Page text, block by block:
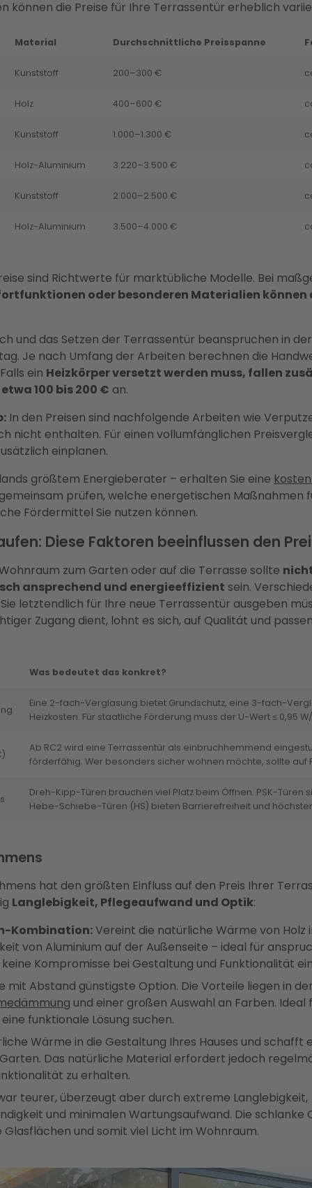
können die Preise für Ihre Terrassentür erheblich
Material Durchschnittliche Preisspanne
Kunststoff 200–300 €
Holz 400–600 €
Kunststoff 1.000–1.300 €
Holz-Aluminium 3.220–3.500 €
Kunststoff 2.000–2.500 €
Holz-Aluminium 3.500–4.000 €
sind Richtwerte für marktübliche Modelle. Bei
oder besonderen Materialien können
und das Setzen der Terrassentür beanspruchen in
Je nach Umfang der Arbeiten berechnen die
ein Heizkörper versetzt werden muss, fallen
100 bis 200 € an.
In den Preisen sind nachfolgende Arbeiten wie
nicht enthalten. Für einen vollumfänglichen
einplanen.
größtem Energieberater – erhalten Sie eine
prüfen, welche energetischen Maßnahmen
Fördermittel Sie nutzen können.
Diese Faktoren beeinflussen den
zum Garten oder auf die Terrasse sollte
ansprechend und energieeffizient sein.
letztendlich für Ihre neue Terrassentür ausgeben
Zugang dient, lohnt es sich, auf Qualität und
Was bedeutet das konkret?
Eine 2-fach-Verglasung bietet Grundschutz, eine 3-fach-
Heizkosten. Für staatliche Förderung muss der U-Wert ≤ 0,95
Ab RC2 wird eine Terrassentür als einbruchhemmend
förderfähig. Wer besonders sicher wohnen möchte, sollte auf
Dreh-Kipp-Türen brauchen viel Platz beim Öffnen. PSK-Türen
Hebe-Schiebe-Türen (HS) bieten Barrierefreiheit und
hat den größten Einfluss auf den Preis Ihrer
Langlebigkeit, Pflegeaufwand und Optik:
Kombination:Vereint die natürliche Wärme von
von Aluminium auf der Außenseite – ideal für
keine Kompromisse bei Gestaltung und Funktionalität
mit Abstand günstigste Option. Die Vorteile liegen in
und einer großen Auswahl an Farben.
funktionale Lösung suchen.
Wärme in die Gestaltung Ihres Hauses und schafft
Das natürliche Material erfordert jedoch
zu erhalten.
teurer, überzeugt aber durch extreme Langlebigkeit,
und minimalen Wartungsaufwand. Die schlanke
und somit viel Licht im Wohnraum.